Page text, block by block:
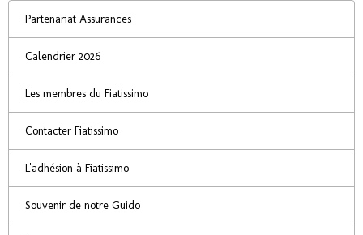
Partenariat Assurances
Calendrier 2026
Les membres du Fiatissimo
Contacter Fiatissimo
L'adhésion à Fiatissimo
Souvenir de notre Guido